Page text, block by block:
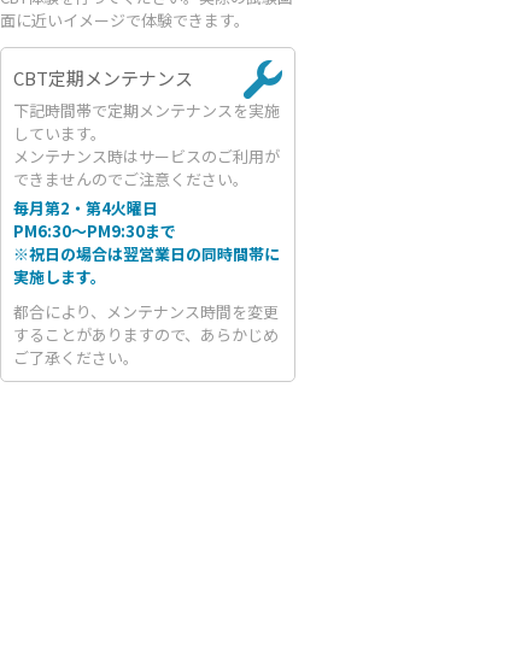
面に近いイメージで体験できます。
CBT定期メンテナンス
下記時間帯で定期メンテナンスを実施
しています。
メンテナンス時はサービスのご利用が
できませんのでご注意ください。
毎月第2・第4火曜日
PM6:30～PM9:30まで
※祝日の場合は翌営業日の同時間帯に
実施します。
都合により、メンテナンス時間を変更
することがありますので、あらかじめ
ご了承ください。